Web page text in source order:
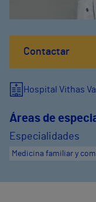
Contactar
Hospital Vithas
Áreas de
Especialidades
Medicina familiar y